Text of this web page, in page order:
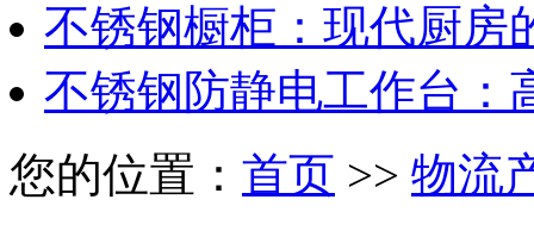
不锈钢橱柜：现代厨房
不锈钢防静电工作台：
您的位置： 首页 >> 物流